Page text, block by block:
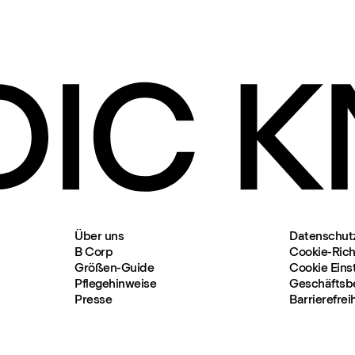
Über uns
B Corp
Größen-Guide
Pflegehinweise
Presse
Cookie-
Cookie